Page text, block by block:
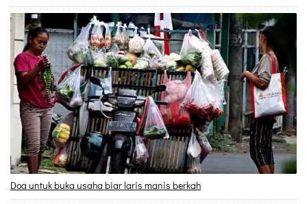
Doa untuk buka usaha biar laris manis berkah